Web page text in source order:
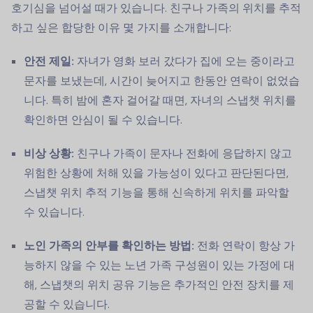
호기심을 넘어설 때가 있습니다. 친구나 가족의 위치를 추적
하고 싶은 합당한 이유 몇 가지를 소개합니다:
안전 제일: 자녀가 영화 보러 갔다가 집에 오는 중이라고
문자를 보냈는데, 시간이 늦어지고 한동안 연락이 없었습
니다. 특히 밤에 혼자 걸어갈 때면, 자녀의 스냅챗 위치를
확인하면 안심이 될 수 있습니다.
비상 상황: 친구나 가족이 문자나 전화에 응답하지 않고
위험한 상황에 처해 있을 가능성이 있다고 판단된다면,
스냅챗 위치 추적 기능을 통해 신속하게 위치를 파악할
수 있습니다.
노인 가족의 안부를 확인하는 방법: 전화 연락이 항상 가
능하지 않을 수 있는 노년 가족 구성원이 있는 가정에 대
해, 스냅챗의 위치 공유 기능은 추가적인 안전 장치를 제
공할 수 있습니다.